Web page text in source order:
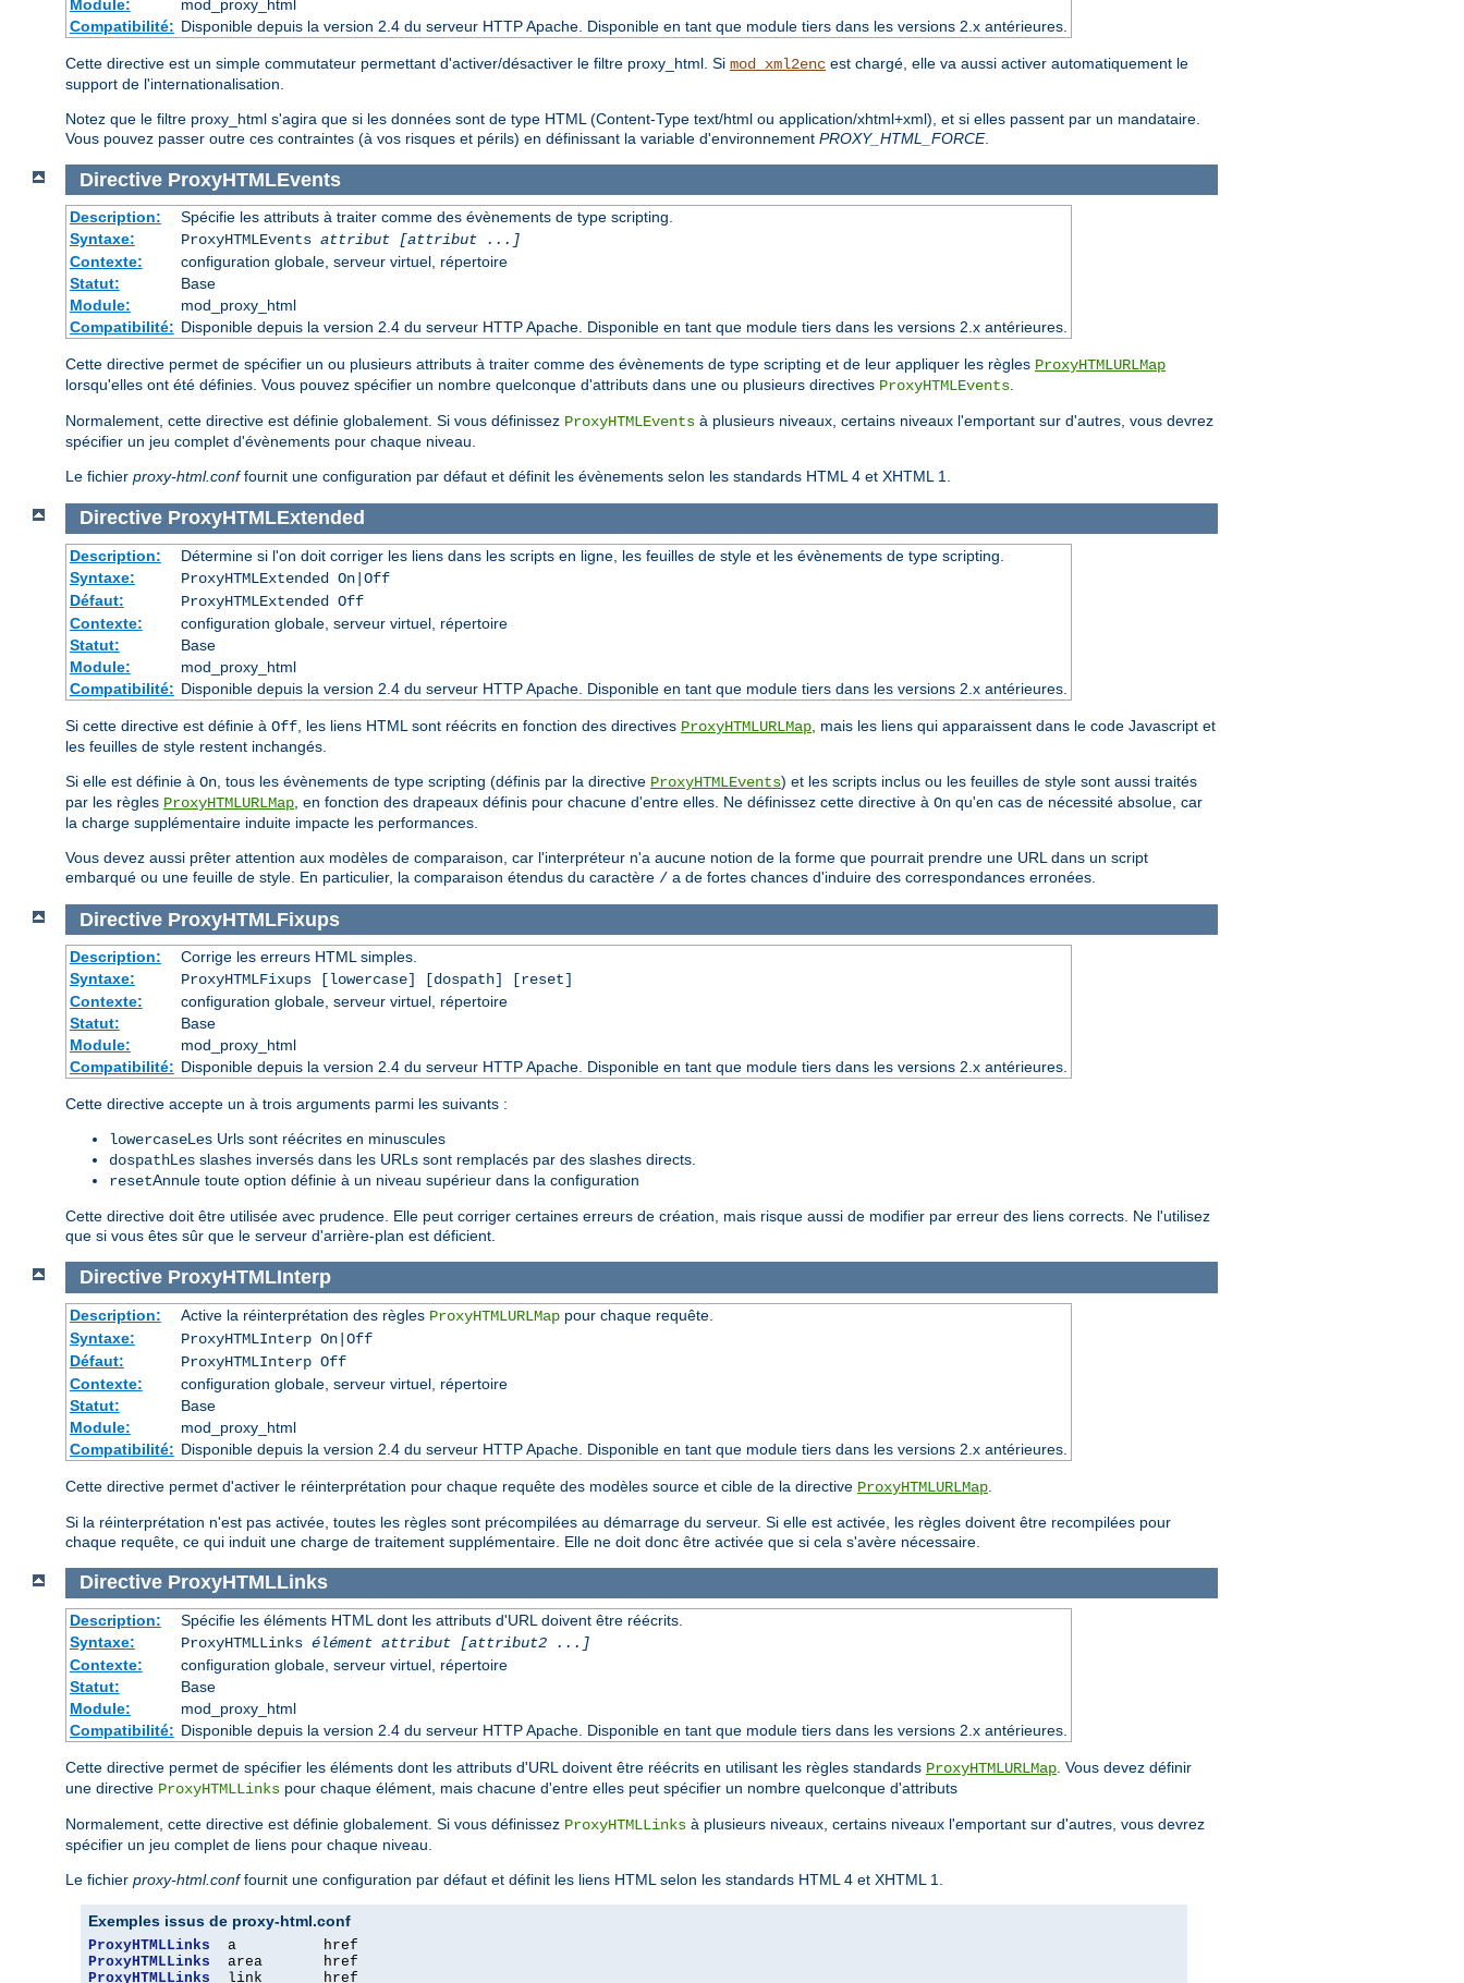
Module:
mod_proxy_html
Compatibilité: Disponible depuis la version 2.4 du serveur HTTP Apache. Disponible en tant que module tiers dans les versions 2.x antérieures.
Cette directive est un simple commutateur permettant d'activer/désactiver le filtre proxy_html. Si mod_xml2enc est chargé, elle va aussi activer automatiquement le
support de l'internationalisation.
Notez que le filtre proxy_html s'agira que si les données sont de type HTML (Content-Type text/html ou application/xhtml+xml), et si elles passent par un mandataire.
Vous pouvez passer outre ces contraintes (à vos risques et périls) en définissant la variable d'environnement PROXY_HTML_FORCE.
Directive ProxyHTMLEvents
Description:
Spécifie les attributs à traiter comme des évènements de type scripting.
Syntaxe:
ProxyHTMLEvents attribut [attribut ...]
Contexte:
configuration globale, serveur virtuel, répertoire
Statut:
Base
Module:
mod_proxy_html
Compatibilité: Disponible depuis la version 2.4 du serveur HTTP Apache. Disponible en tant que module tiers dans les versions 2.x antérieures.
Cette directive permet de spécifier un ou plusieurs attributs à traiter comme des évènements de type scripting et de leur appliquer les règles ProxyHTMLURLMap
lorsqu'elles ont été définies. Vous pouvez spécifier un nombre quelconque d'attributs dans une ou plusieurs directives ProxyHTMLEvents.
Normalement, cette directive est définie globalement. Si vous définissez ProxyHTMLEvents à plusieurs niveaux, certains niveaux l'emportant sur d'autres, vous devrez
spécifier un jeu complet d'évènements pour chaque niveau.
Le fichier proxy-html.conffournit une configuration par défaut et définit les évènements selon les standards HTML 4 et XHTML 1.
Directive ProxyHTMLExtended
Description:
Détermine si l'on doit corriger les liens dans les scripts en ligne, les feuilles de style et les évènements de type scripting.
Syntaxe:
ProxyHTMLExtended On|Off
Défaut:
ProxyHTMLExtended Off
Contexte:
configuration globale, serveur virtuel, répertoire
Statut:
Base
Module:
mod_proxy_html
Compatibilité: Disponible depuis la version 2.4 du serveur HTTP Apache. Disponible en tant que module tiers dans les versions 2.x antérieures.
Si cette directive est définie à Off , les liens HTML sont réécrits en fonction des directives ProxyHTMLURLMap , mais les liens qui apparaissent dans le code Javascript et
les feuilles de style restent inchangés.
Si elle est définie à On , tous les évènements de type scripting (définis par la directive ProxyHTMLEvents) et les scripts inclus ou les feuilles de style sont aussi traités
par les règles ProxyHTMLURLMap , en fonction des drapeaux définis pour chacune d'entre elles. Ne définissez cette directive à On qu'en cas de nécessité absolue, car
la charge supplémentaire induite impacte les performances.
Vous devez aussi prêter attention aux modèles de comparaison, car l'interpréteur n'a aucune notion de la forme que pourrait prendre une URL dans un script
embarqué ou une feuille de style. En particulier, la comparaison étendus du caractère / a de fortes chances d'induire des correspondances erronées.
Directive ProxyHTMLFixups
Description:
Corrige les erreurs HTML simples.
Syntaxe:
ProxyHTMLFixups [lowercase] [dospath] [reset]
Contexte:
configuration globale, serveur virtuel, répertoire
Statut:
Base
Module:
mod_proxy_html
Compatibilité: Disponible depuis la version 2.4 du serveur HTTP Apache. Disponible en tant que module tiers dans les versions 2.x antérieures.
Cette directive accepte un à trois arguments parmi les suivants :
lowercaseLes Urls sont réécrites en minuscules
dospathLes slashes inversés dans les URLs sont remplacés par des slashes directs.
resetAnnule toute option définie à un niveau supérieur dans la configuration
Cette directive doit être utilisée avec prudence. Elle peut corriger certaines erreurs de création, mais risque aussi de modifier par erreur des liens corrects. Ne l'utilisez
que si vous êtes sûr que le serveur d'arrière-plan est déficient.
Directive ProxyHTMLInterp
Description: Active la réinterprétation des règles ProxyHTMLURLMappour chaque requête.
Syntaxe:
ProxyHTMLInterp On|Off
Défaut:
ProxyHTMLInterp Off
Contexte:
configuration globale, serveur virtuel, répertoire
Statut:
Base
Module:
mod_proxy_html
Compatibilité: Disponible depuis la version 2.4 du serveur HTTP Apache. Disponible en tant que module tiers dans les versions 2.x antérieures.
Cette directive permet d'activer le réinterprétation pour chaque requête des modèles source et cible de la directive ProxyHTMLURLMap
Si la réinterprétation n'est pas activée, toutes les règles sont précompilées au démarrage du serveur. Si elle est activée, les règles doivent être recompilées pour
chaque requête, ce qui induit une charge de traitement supplémentaire. Elle ne doit donc être activée que si cela s'avère nécessaire.
Directive ProxyHTMLLinks
Description:
Spécifie les éléments HTML dont les attributs d'URL doivent être réécrits.
Syntaxe:
ProxyHTMLLinks élément attribut [attribut2 ...]
Contexte:
configuration globale, serveur virtuel, répertoire
Statut:
Base
Module:
mod_proxy_html
Compatibilité: Disponible depuis la version 2.4 du serveur HTTP Apache. Disponible en tant que module tiers dans les versions 2.x antérieures.
Cette directive permet de spécifier les éléments dont les attributs d'URL doivent être réécrits en utilisant les règles standards ProxyHTMLURLMap . Vous devez définir
une directive ProxyHTMLLinks pour chaque élément, mais chacune d'entre elles peut spécifier un nombre quelconque d'attributs
Normalement, cette directive est définie globalement. Si vous définissez ProxyHTMLLinks à plusieurs niveaux, certains niveaux l'emportant sur d'autres, vous devrez
spécifier un jeu complet de liens pour chaque niveau.
Le fichier proxy-html.conffournit une configuration par défaut et définit les liens HTML selon les standards HTML 4 et XHTML 1.
Exemples issus de proxy-html.conf
ProxyHTMLLinks
ProxyHTMLLinks
ProxyHTMLLinks